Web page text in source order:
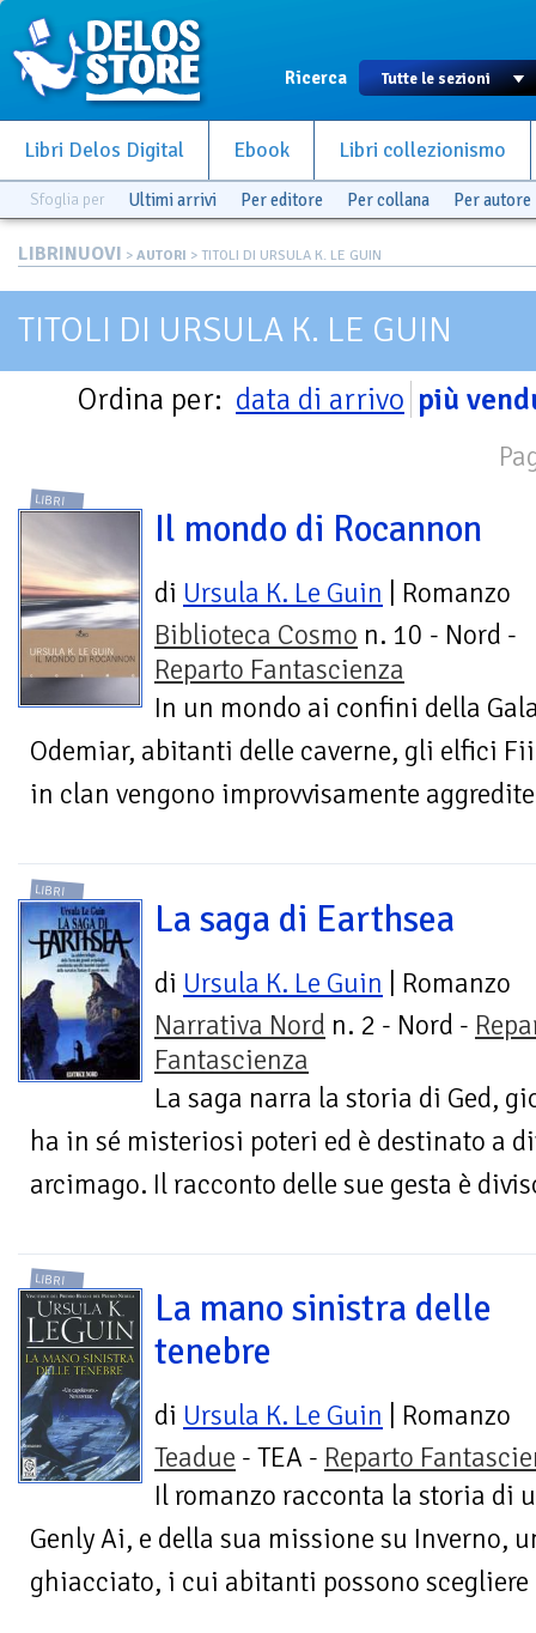
Ricerca
Libri Delos Digital Ebook Libri collezionismo
Sfoglia per Ultimi arrivi Per editore Per collana Per autore
LIBRINUOVI > AUTORI > TITOLI DI URSULA K. LE GUIN
TITOLI DI URSULA K. LE GUIN
Ordina per: data di arrivo più
LIBRI
Il mondo di Rocannon
di Ursula K. Le Guin | Romanzo
Biblioteca Cosmo n. 10 - Nord -
Reparto Fantascienza
In un mondo ai confini della
Odemiar, abitanti delle caverne, gli elfici
in clan vengono improvvisamente
LIBRI
La saga di Earthsea
di Ursula K. Le Guin | Romanzo
Narrativa Nord n. 2 - Nord -
Fantascienza
La saga narra la storia di Ged,
ha in sé misteriosi poteri ed è destinato a
arcimago. Il racconto delle sue gesta è
LIBRI
La mano sinistra delle
tenebre
di Ursula K. Le Guin | Romanzo
Teadue - TEA - Reparto
Il romanzo racconta la storia di
Genly Ai, e della sua missione su Inverno,
ghiacciato, i cui abitanti possono